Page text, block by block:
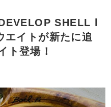
SHELL l
エイトが新たに追
ト登場！